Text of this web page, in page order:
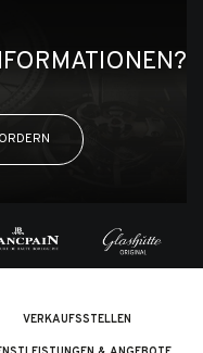
VERKAUFSSTELLEN